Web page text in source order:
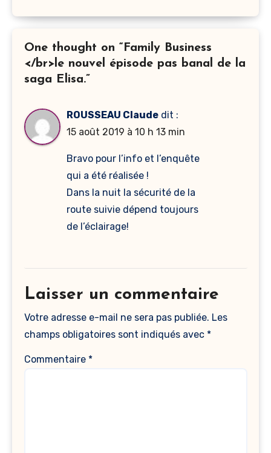
One thought on “Family Business
</br>le nouvel épisode pas banal de la
saga Elisa.”
ROUSSEAU Claude dit :
15 août 2019 à 10 h 13 min
Bravo pour l’info et l’enquête
qui a été réalisée !
Dans la nuit la sécurité de la
route suivie dépend toujours
de l’éclairage!
Laisser un commentaire
Votre adresse e-mail ne sera pas publiée. Les
champs obligatoires sont indiqués avec *
Commentaire *